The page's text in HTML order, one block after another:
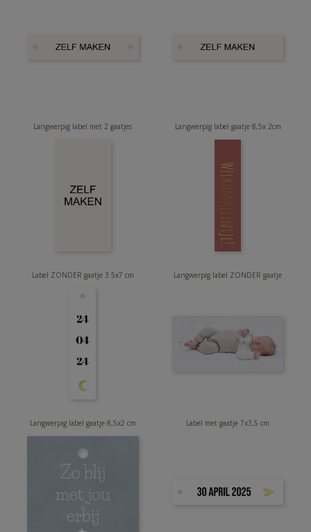
Langwerpig label met 2 gaatjes Langwerpig label gaatje 8,5x 2cm
Label ZONDER gaatje 3.5x7 cm Langwerpig label ZONDER gaatje
Langwerpig label gaatje 8,5x2 cm Label met gaatje 7x3,5 cm